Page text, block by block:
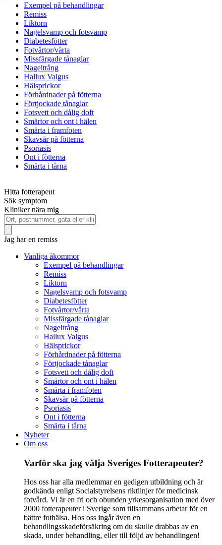
Exempel på behandlingar
Remiss
Liktorn
Nagelsvamp och fotsvamp
Diabetesfötter
Fotvårtor/vårta
Missfärgade tånaglar
Nageltrång
Hallux Valgus
Hälsprickor
Förhårdnader på fötterna
Förtjockade tånaglar
Fotsvett och dålig doft
Smärtor och ont i hälen
Smärta i framfoten
Skavsår på fötterna
Psoriasis
Ont i fötterna
Smärta i tårna
Hitta fotterapeut
Sök symptom
Kliniker nära mig
Jag har en remiss
Vanliga åkommor
Exempel på behandlingar
Remiss
Liktorn
Nagelsvamp och fotsvamp
Diabetesfötter
Fotvårtor/vårta
Missfärgade tånaglar
Nageltrång
Hallux Valgus
Hälsprickor
Förhårdnader på fötterna
Förtjockade tånaglar
Fotsvett och dålig doft
Smärtor och ont i hälen
Smärta i framfoten
Skavsår på fötterna
Psoriasis
Ont i fötterna
Smärta i tårna
Nyheter
Om oss
Varför ska jag välja Sveriges Fotterapeuter?
Hos oss har alla medlemmar en gedigen utbildning och är
godkända enligt Socialstyrelsens riktlinjer för medicinsk
fotvård. Vi är en fri och obunden yrkesorganisation med över
2000 fotterapeuter i Sverige som tillsammans arbetar för en
bättre fothälsa. Hos oss ingår även en
behandlingsskadeförsäkring om du skulle drabbas av en
skada, under behandling, eller till följd av behandlingen!